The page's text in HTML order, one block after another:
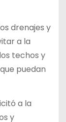
drenajes y
a la
techos y
puedan
a la
y